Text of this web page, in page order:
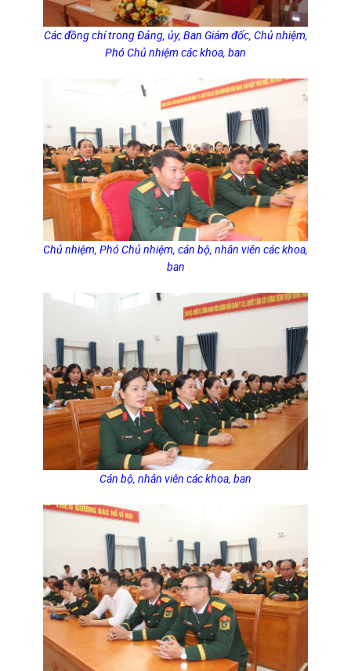
Các đồng chí trong Đảng, ủy, Ban Giám đốc, Chủ nhiệm,
Phó Chủ nhiệm các khoa, ban
Chủ nhiệm, Phó Chủ nhiệm, cán bộ, nhân viên các khoa,
ban
Cán bộ, nhân viên các khoa, ban